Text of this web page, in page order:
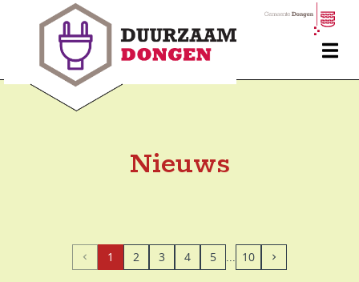
Nieuws
1 2 3 4 5 10